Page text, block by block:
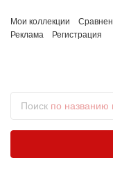
Мои коллекции
Реклама
Регистрация
Поиск по названию